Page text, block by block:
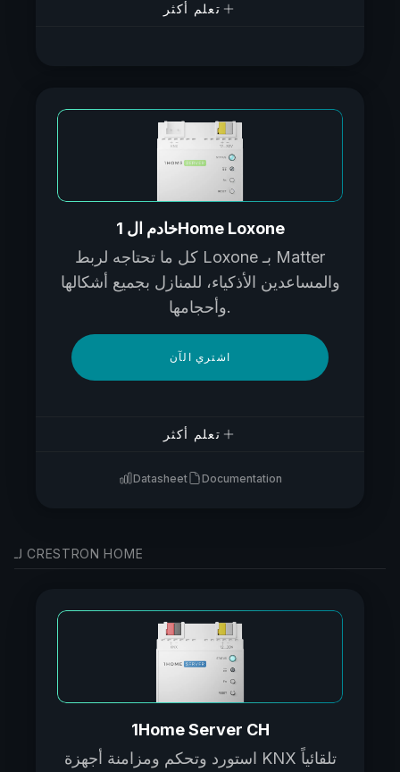
تعلم أكثر
خادم ال 1Home Loxone
كل ما تحتاجه لربط Loxone بـ Matter
والمساعدين الأذكياء، للمنازل بجميع أشكالها
وأحجامها.
اشتري الآن
تعلم أكثر
Datasheet Documentation
لـ CRESTRON HOME
1Home Server CH
استورد وتحكم ومزامنة أجهزة KNX تلقائياً